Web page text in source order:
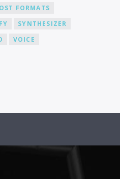
FORMATS
SYNTHESIZER
VOICE